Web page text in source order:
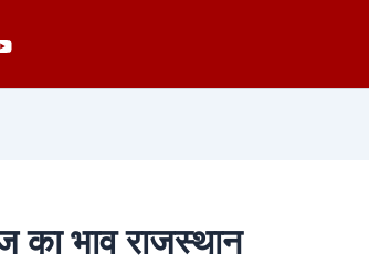
का भाव राजस्थान